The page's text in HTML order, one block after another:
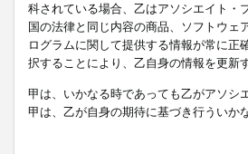
科されている場合、乙はアソシエイト・
国の法律と同じ内容の商品、ソフトウェ
ログラムに関して提供する情報が常に
択することにより、乙自身の情報を更新
甲は、いかなる時であっても乙がアソシ
甲は、乙が自身の期待に基づき行ういか